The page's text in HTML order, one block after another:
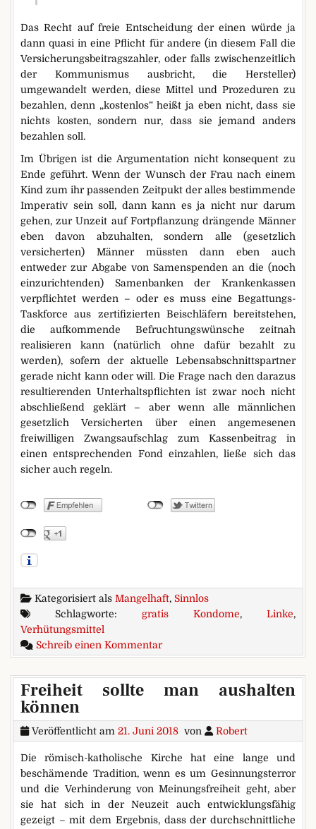
Das Recht auf freie Entscheidung der einen würde ja
dann quasi in eine Pflicht für andere (in diesem Fall die
Versicherungsbeitragszahler, oder falls zwischenzeitlich
der Kommunismus ausbricht, die Hersteller)
umgewandelt werden, diese Mittel und Prozeduren zu
bezahlen, denn „kostenlos“ heißt ja eben nicht, dass sie
nichts kosten, sondern nur, dass sie jemand anders
bezahlen soll.
Im Übrigen ist die Argumentation nicht konsequent zu
Ende geführt. Wenn der Wunsch der Frau nach einem
Kind zum ihr passenden Zeitpukt der alles bestimmende
Imperativ sein soll, dann kann es ja nicht nur darum
gehen, zur Unzeit auf Fortpflanzung drängende Männer
eben davon abzuhalten, sondern alle (gesetzlich
versicherten) Männer müssten dann eben auch
entweder zur Abgabe von Samenspenden an die (noch
einzurichtenden) Samenbanken der Krankenkassen
verpflichtet werden – oder es muss eine Begattungs-
Taskforce aus zertifizierten Beischläfern bereitstehen,
die aufkommende Befruchtungswünsche zeitnah
realisieren kann (natürlich ohne dafür bezahlt zu
werden), sofern der aktuelle Lebensabschnittspartner
gerade nicht kann oder will. Die Frage nach den darazus
resultierenden Unterhaltspflichten ist zwar noch nicht
abschließend geklärt – aber wenn alle männlichen
gesetzlich Versicherten über einen angemesenen
freiwilligen Zwangsaufschlag zum Kassenbeitrag in
einen entsprechenden Fond einzahlen, ließe sich das
sicher auch regeln.
Kategorisiert als Mangelhaft, Sinnlos
Schlagworte: gratis Kondome, Linke,
Verhütungsmittel
Schreib einen Kommentarzu Heute gratis Kondome,
Freiheit sollte man aushalten
können
Veröffentlicht am 21. Juni 2018 von Robert
Die römisch-katholische Kirche hat eine lange und
beschämende Tradition, wenn es um Gesinnungsterror
und die Verhinderung von Meinungsfreiheit geht, aber
sie hat sich in der Neuzeit auch entwicklungsfähig
gezeigt – mit dem Ergebnis, dass der durchschnittliche